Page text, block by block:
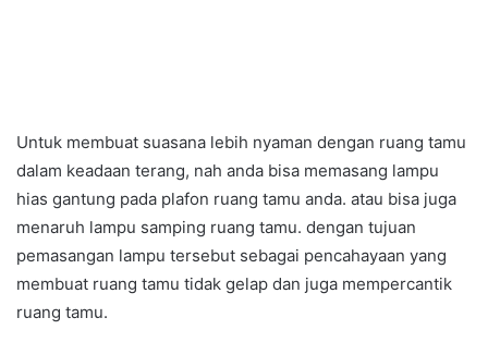
Untuk membuat suasana lebih nyaman dengan ruang tamu
dalam keadaan terang, nah anda bisa memasang lampu
hias gantung pada plafon ruang tamu anda. atau bisa juga
menaruh lampu samping ruang tamu. dengan tujuan
pemasangan lampu tersebut sebagai pencahayaan yang
membuat ruang tamu tidak gelap dan juga mempercantik
ruang tamu.